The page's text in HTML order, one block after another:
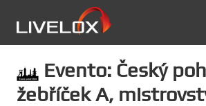
Evento: Český
žebříček A,